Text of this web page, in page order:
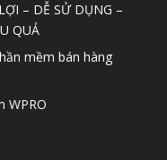
– DỄ SỬ DỤNG –
QUẢ
mềm bán hàng
WPRO